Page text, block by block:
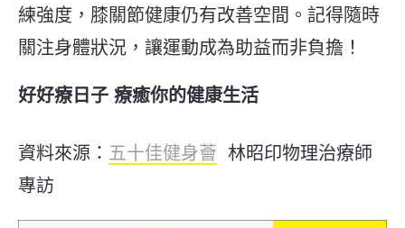
練強度，膝關節健康仍有改善空間。記得隨時
關注身體狀況，讓運動成為助益而非負擔！
好好療日子 療癒你的健康生活
資料來源： 五十佳健身薈 林昭印物理治療師
專訪